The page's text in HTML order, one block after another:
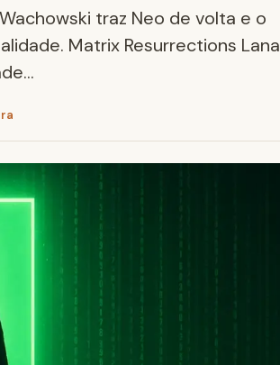
traz Neo de volta e o
Matrix Resurrections Lana